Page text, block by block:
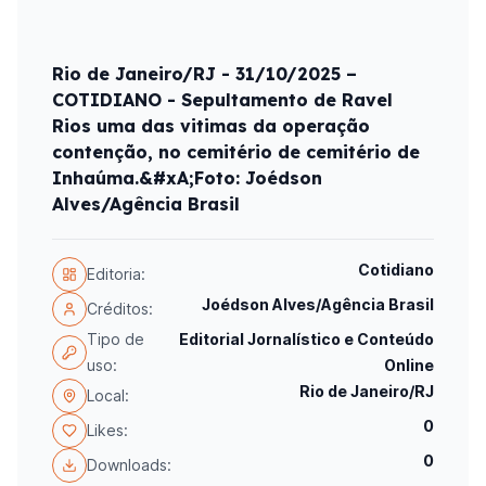
Rio de Janeiro/RJ - 31/10/2025 –
COTIDIANO - Sepultamento de Ravel
Rios uma das vitimas da operação
contenção, no cemitério de cemitério de
Inhaúma.&#xA;Foto: Joédson
Alves/Agência Brasil
Editoria: Cotidiano
Créditos:
Joédson Alves/Agência Brasil
Tipo de
uso:
Editorial Jornalístico e Conteúdo
Online
Local:
Rio de Janeiro/RJ
Likes: 0
Downloads: 0